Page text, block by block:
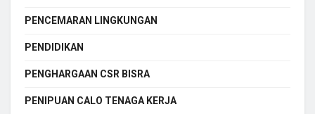
PENCEMARAN LINGKUNGAN
PENDIDIKAN
PENGHARGAAN CSR BISRA
PENIPUAN CALO TENAGA KERJA